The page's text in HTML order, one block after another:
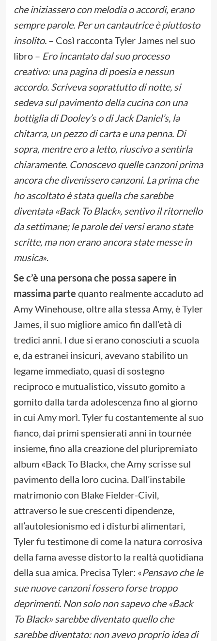
che iniziassero con melodia o accordi, erano
sempre parole. Per un cantautrice è piuttosto
insolito. – Così racconta Tyler James nel suo
libro – Ero incantato dal suo processo
creativo: una pagina di poesia e nessun
accordo. Scriveva soprattutto di notte, si
sedeva sul pavimento della cucina con una
bottiglia di Dooley’s o di Jack Daniel’s, la
chitarra, un pezzo di carta e una penna. Di
sopra, mentre ero a letto, riuscivo a sentirla
chiaramente. Conoscevo quelle canzoni prima
ancora che divenissero canzoni. La prima che
ho ascoltato è stata quella che sarebbe
diventata «Back To Black», sentivo il ritornello
da settimane; le parole dei versi erano state
scritte, ma non erano ancora state messe in
musica».
Se c’è una persona che possa sapere in
massima parte quanto realmente accaduto ad
Amy Winehouse, oltre alla stessa Amy, è Tyler
James, il suo migliore amico fin dall’età di
tredici anni. I due si erano conosciuti a scuola
e, da estranei insicuri, avevano stabilito un
legame immediato, quasi di sostegno
reciproco e mutualistico, vissuto gomito a
gomito dalla tarda adolescenza fino al giorno
in cui Amy morì. Tyler fu costantemente al suo
fianco, dai primi spensierati anni in tournée
insieme, fino alla creazione del pluripremiato
album «Back To Black», che Amy scrisse sul
pavimento della loro cucina. Dall’instabile
matrimonio con Blake Fielder-Civil,
attraverso le sue crescenti dipendenze,
all’autolesionismo ed i disturbi alimentari,
Tyler fu testimone di come la natura corrosiva
della fama avesse distorto la realtà quotidiana
della sua amica. Precisa Tyler: «Pensavo che le
sue nuove canzoni fossero forse troppo
deprimenti. Non solo non sapevo che «Back
To Black» sarebbe diventato quello che
sarebbe diventato: non avevo proprio idea di